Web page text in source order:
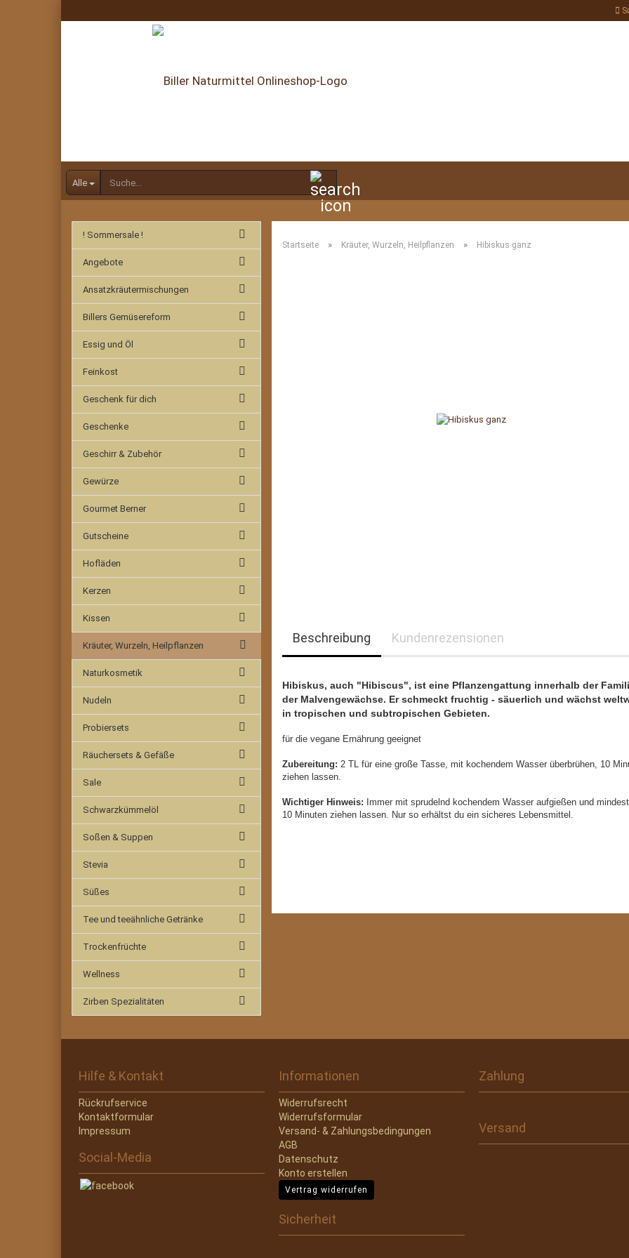
Alle
Startseite » Kräuter, Wurzeln, Heilpflanzen » Hibiskus ganz
Beschreibung Kundenrezensionen
Hibiskus, auch "Hibiscus", ist eine Pflanzengattung innerhalb der
der Malvengewächse. Er schmeckt fruchtig - säuerlich und wächst
in tropischen und subtropischen Gebieten.
für die vegane Ernährung geeignet
Zubereitung: 2 TL für eine große Tasse, mit kochendem Wasser überbrühen, 10
ziehen lassen.
Wichtiger Hinweis: Immer mit sprudelnd kochendem Wasser aufgießen und
10 Minuten ziehen lassen. Nur so erhältst du ein sicheres Lebensmittel.
! Sommersale !
Angebote
Ansatzkräutermischungen
Billers Gemüsereform
Essig und Öl
Feinkost
Geschenk für dich
Geschenke
Geschirr & Zubehör
Gewürze
Gourmet Berner
Gutscheine
Hofläden
Kerzen
Kissen
Kräuter, Wurzeln, Heilpflanzen
Naturkosmetik
Nudeln
Probiersets
Räuchersets & Gefäße
Sale
Schwarzkümmelöl
Soßen & Suppen
Stevia
Süßes
Tee und teeähnliche Getränke
Trockenfrüchte
Wellness
Zirben Spezialitäten
Hilfe & Kontakt
Rückrufservice
Kontaktformular
Impressum
Social-Media
Informationen
Widerrufsrecht
Widerrufsformular
Versand- & Zahlungsbedingungen
AGB
Datenschutz
Konto erstellen
Vertrag widerrufen
Sicherheit
Zahlung
Versand